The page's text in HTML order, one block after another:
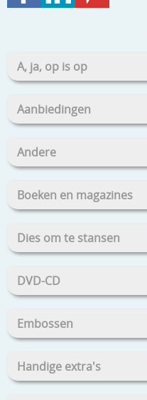
A, ja, op is op
Aanbiedingen
Andere
Boeken en magazines
Dies om te stansen
DVD-CD
Embossen
Handige extra's